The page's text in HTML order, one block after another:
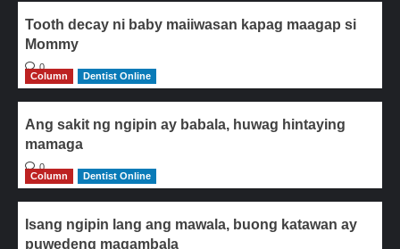
Tooth decay ni baby maiiwasan kapag maagap si
Mommy
0
Column
Dentist Online
Ang sakit ng ngipin ay babala, huwag hintaying
mamaga
0
Column
Dentist Online
Isang ngipin lang ang mawala, buong katawan ay
puwedeng magambala